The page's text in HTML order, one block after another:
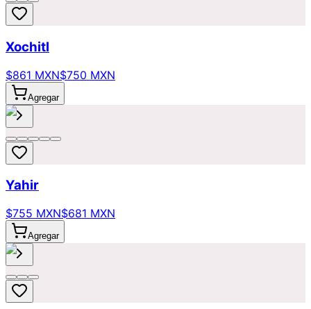
Xochitl
$861 MXN$750 MXN
Agregar
Yahir
$755 MXN$681 MXN
Agregar